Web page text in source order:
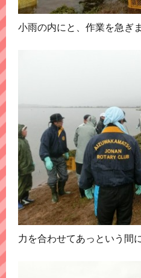
小雨の内にと、作業を急ぎま
力を合わせてあっという間